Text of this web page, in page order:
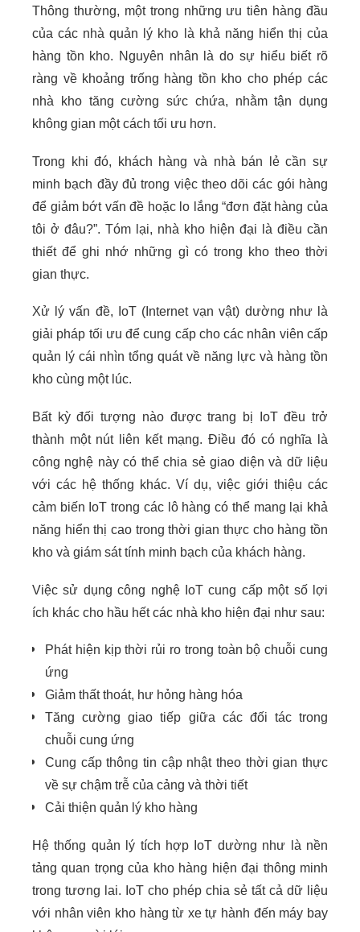
Thông thường, một trong những ưu tiên hàng đầu
của các nhà quản lý kho là khả năng hiển thị của
hàng tồn kho. Nguyên nhân là do sự hiểu biết rõ
ràng về khoảng trống hàng tồn kho cho phép các
nhà kho tăng cường sức chứa, nhằm tận dụng
không gian một cách tối ưu hơn.
Trong khi đó, khách hàng và nhà bán lẻ cần sự
minh bạch đầy đủ trong việc theo dõi các gói hàng
để giảm bớt vấn đề hoặc lo lắng “đơn đặt hàng của
tôi ở đâu?”. Tóm lại, nhà kho hiện đại là điều cần
thiết để ghi nhớ những gì có trong kho theo thời
gian thực.
Xử lý vấn đề, IoT (Internet vạn vật) dường như là
giải pháp tối ưu để cung cấp cho các nhân viên cấp
quản lý cái nhìn tổng quát về năng lực và hàng tồn
kho cùng một lúc.
Bất kỳ đối tượng nào được trang bị IoT đều trở
thành một nút liên kết mạng. Điều đó có nghĩa là
công nghệ này có thể chia sẻ giao diện và dữ liệu
với các hệ thống khác. Ví dụ, việc giới thiệu các
cảm biến IoT trong các lô hàng có thể mang lại khả
năng hiển thị cao trong thời gian thực cho hàng tồn
kho và giám sát tính minh bạch của khách hàng.
Việc sử dụng công nghệ IoT cung cấp một số lợi
ích khác cho hầu hết các nhà kho hiện đại như sau:
Phát hiện kịp thời rủi ro trong toàn bộ chuỗi cung
ứng
Giảm thất thoát, hư hỏng hàng hóa
Tăng cường giao tiếp giữa các đối tác trong
chuỗi cung ứng
Cung cấp thông tin cập nhật theo thời gian thực
về sự chậm trễ của cảng và thời tiết
Cải thiện quản lý kho hàng
Hệ thống quản lý tích hợp IoT dường như là nền
tảng quan trọng của kho hàng hiện đại thông minh
trong tương lai. IoT cho phép chia sẻ tất cả dữ liệu
với nhân viên kho hàng từ xe tự hành đến máy bay